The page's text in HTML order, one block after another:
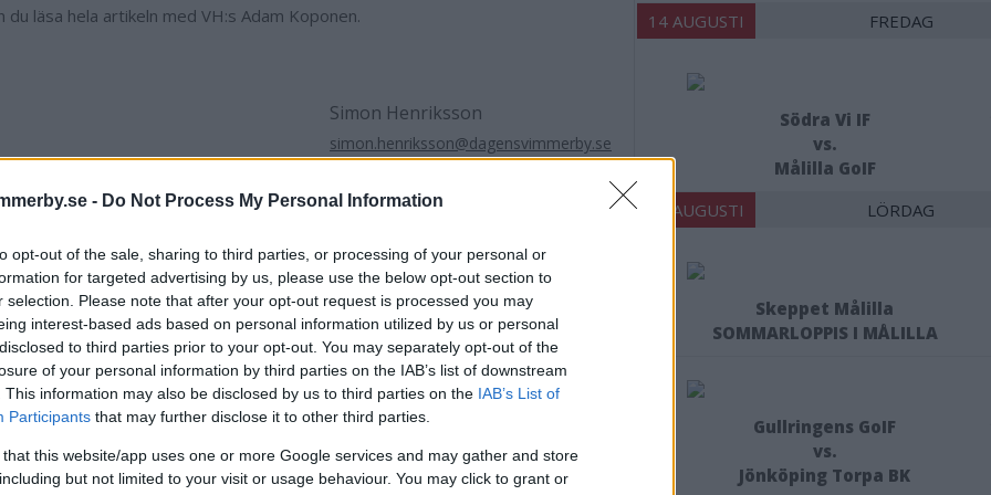
- Do Not Process My Personal Information
opt-out of the sale, sharing to third parties, or processing of your personal or
for targeted advertising by us, please use the below opt-out section to
selection. Please note that after your opt-out request is processed you may
interest-based ads based on personal information utilized by us or personal
to third parties prior to your opt-out. You may separately opt-out of the
of your personal information by third parties on the IAB’s list of downstream
This information may also be disclosed by us to third parties on the IAB’s List of
Participants that may further disclose it to other third parties.
that this website/app uses one or more Google services and may gather and store
but not limited to your visit or usage behaviour. You may click to grant or
du läsa hela artikeln med VH:s Adam Koponen.
Simon Henriksson
simon.henriksson@dagensvimmerby.se
Lars Sandberg LIU Vimmerby gymnasium Vimmerby Hockey
14 AUGUSTI FREDAG
Södra Vi IF
vs.
Målilla GoIF
15 AUGUSTI LÖRDAG
Skeppet Målilla
SOMMARLOPPIS I MÅLILLA
Gullringens GoIF
vs.
Jönköping Torpa BK